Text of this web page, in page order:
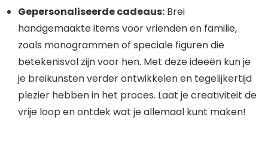
Gepersonaliseerde cadeaus: Brei
handgemaakte items voor vrienden en familie,
zoals monogrammen of speciale figuren die
betekenisvol zijn voor hen. Met deze ideeën kun je
je breikunsten verder ontwikkelen en tegelijkertijd
plezier hebben in het proces. Laat je creativiteit de
vrije loop en ontdek wat je allemaal kunt maken!